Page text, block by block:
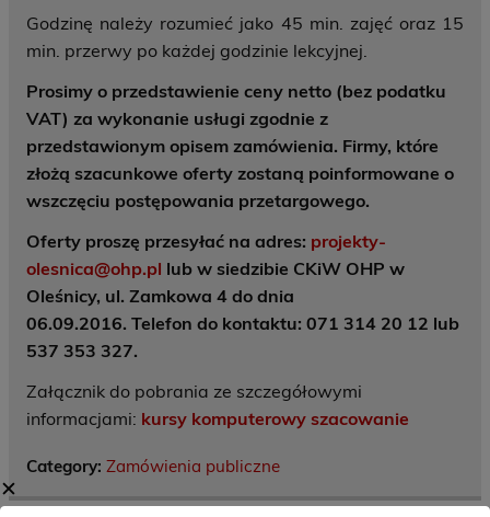
Godzinę należy rozumieć jako 45 min. zajęć oraz 15
min. przerwy po każdej godzinie lekcyjnej.
Prosimy o przedstawienie ceny netto (bez podatku
VAT) za wykonanie usługi zgodnie z
przedstawionym opisem zamówienia. Firmy, które
złożą szacunkowe oferty zostaną poinformowane o
wszczęciu postępowania przetargowego.
Oferty proszę przesyłać na adres: projekty-
olesnica@ohp.pl lub w siedzibie CKiW OHP w
Oleśnicy, ul. Zamkowa 4 do dnia
06.09.2016. Telefon do kontaktu: 071 314 20 12 lub
537 353 327.
Załącznik do pobrania ze szczegółowymi
informacjami: kursy komputerowy szacowanie
Category: Zamówienia publiczne
✕